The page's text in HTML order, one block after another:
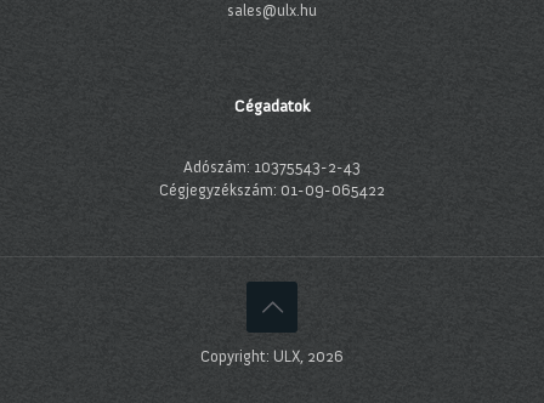
sales@ulx.hu
Cégadatok
Adószám: 10375543-2-43
Cégjegyzékszám: 01-09-065422
Copyright: ULX, 2026